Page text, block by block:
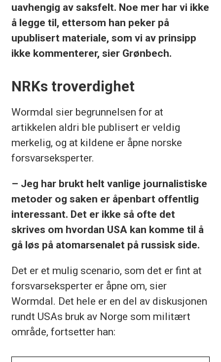
uavhengig av saksfelt. Noe mer har vi ikke
å legge til, ettersom han peker på
upublisert materiale, som vi av prinsipp
ikke kommenterer, sier Grønbech.
NRKs troverdighet
Wormdal sier begrunnelsen for at
artikkelen aldri ble publisert er veldig
merkelig, og at kildene er åpne norske
forsvarseksperter.
– Jeg har brukt helt vanlige journalistiske
metoder og saken er åpenbart offentlig
interessant. Det er ikke så ofte det
skrives om hvordan USA kan komme til å
gå løs på atomarsenalet på russisk side.
Det er et mulig scenario, som det er fint at
forsvarseksperter er åpne om, sier
Wormdal. Det hele er en del av diskusjonen
rundt USAs bruk av Norge som militært
område, fortsetter han: